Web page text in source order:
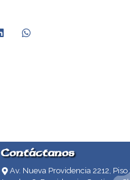
Contáctanos
Av. Nueva Providencia 2212, Piso